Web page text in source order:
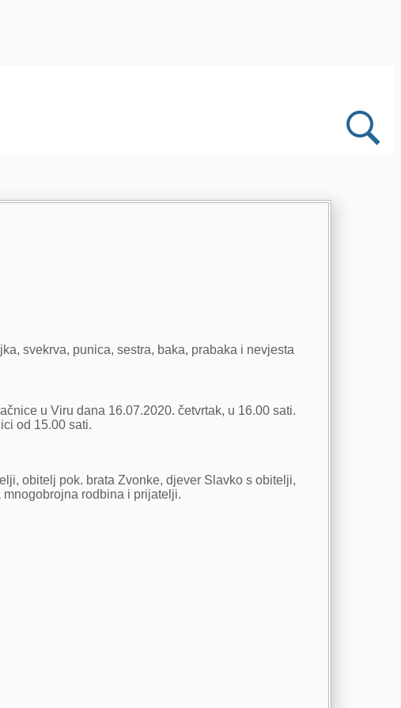
svekrva, punica, sestra, baka, prabaka i nevjesta
u Viru dana 16.07.2020. četvrtak, u 16.00 sati.
od 15.00 sati.
obitelj pok. brata Zvonke, djever Slavko s obitelji,
rodbina i prijatelji.